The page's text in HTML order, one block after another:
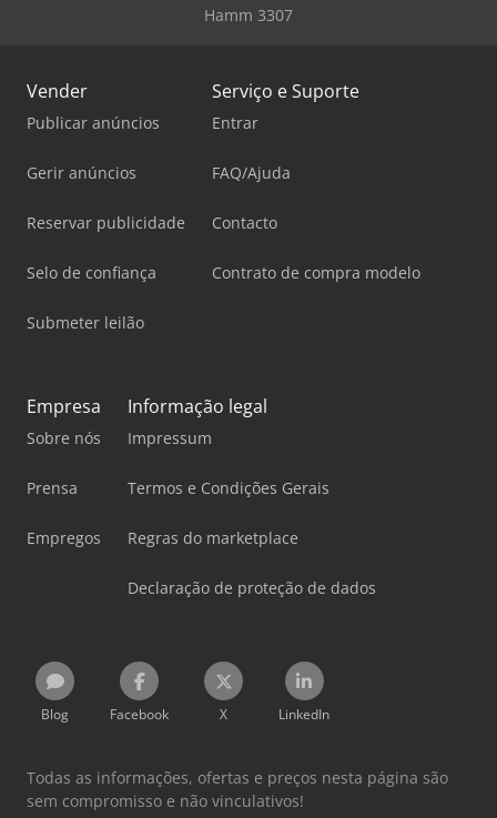
Hamm 3307
Vender
Publicar anúncios
Gerir anúncios
Reservar publicidade
Selo de confiança
Submeter leilão
Serviço e Suporte
Entrar
FAQ/Ajuda
Contacto
Contrato de compra modelo
Empresa
Sobre nós
Prensa
Empregos
Informação legal
Impressum
Termos e Condições Gerais
Regras do marketplace
Declaração de proteção de dados
Blog Facebook X LinkedIn
Todas as informações, ofertas e preços nesta página são
sem compromisso e não vinculativos!